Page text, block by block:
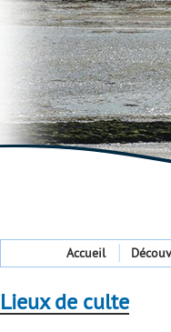
Accueil
Lieux de culte